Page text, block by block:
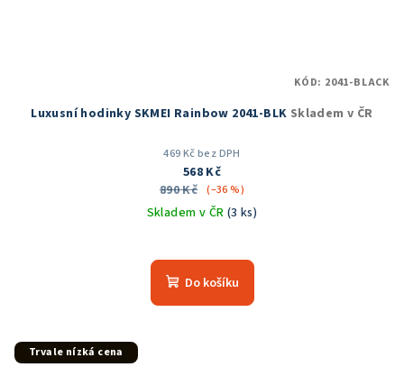
Luxusní hodinky SKMEI Rainbow 2041-BLK Skladem v ČR
469 Kč bez DPH
568 Kč
890 Kč (–36 %)
Skladem v ČR (3 ks)
Do košíku
KÓD: 2041-BLACK
Trvale nízká cena